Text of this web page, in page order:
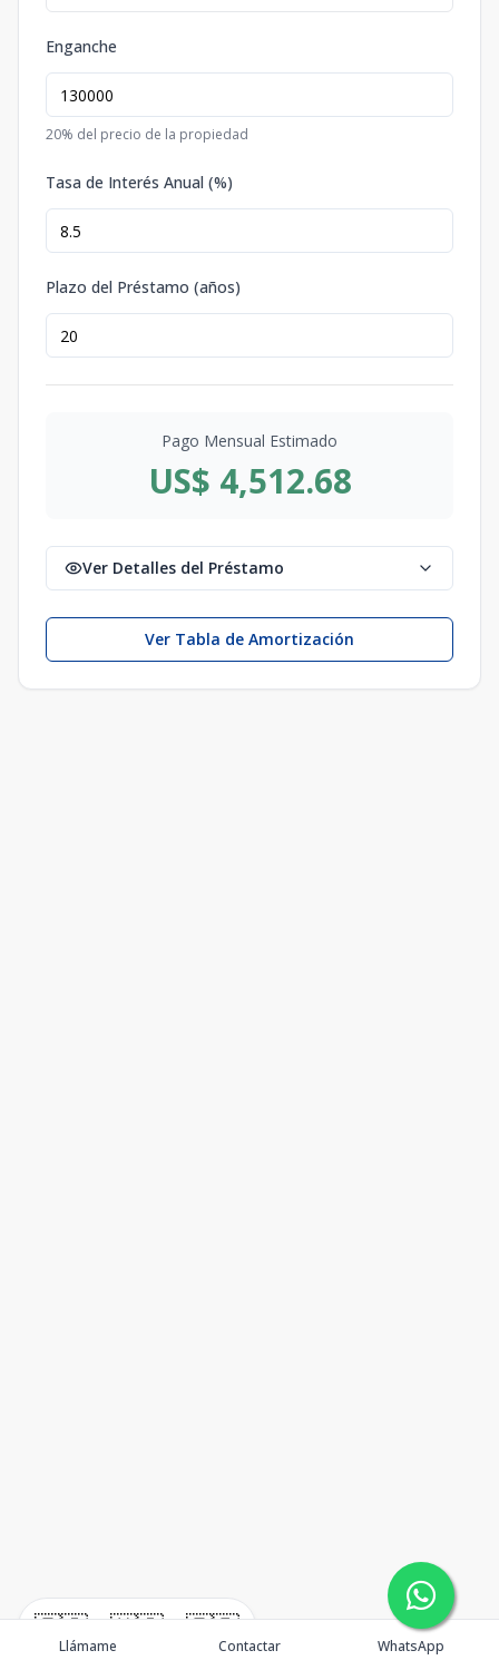
🇪🇸 🇺🇸 🇫🇷
Enganche
20% del precio de la propiedad
Tasa de Interés Anual (%)
Plazo del Préstamo (años)
Pago Mensual Estimado
US$ 4,512.68
Ver Detalles del Préstamo
Ver Tabla de Amortización
Llámame Contactar WhatsApp